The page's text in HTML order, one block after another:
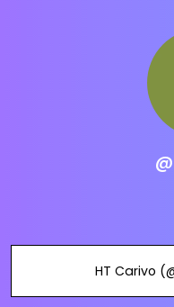
HT Carivo